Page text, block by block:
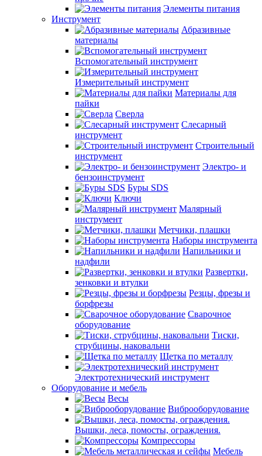
Элементы питания
Инструмент
Абразивные
материалы
Вспомогательный инструмент
Измерительный инструмент
Материалы для
пайки
Сверла
Слесарный
инструмент
Строительный
инструмент
Электро- и
бензоинструмент
Буры SDS
Ключи
Малярный
инструмент
Метчики, плашки
Наборы инструмента
Напильники и
надфили
Развертки,
зенковки и втулки
Резцы, фрезы и
борфрезы
Сварочное
оборудование
Тиски,
струбцины, наковальни
Щетка по металлу
Электротехнический инструмент
Оборудование и мебель
Весы
Виброоборудование
Вышки, леса, помосты, ограждения.
Компрессоры
Мебель